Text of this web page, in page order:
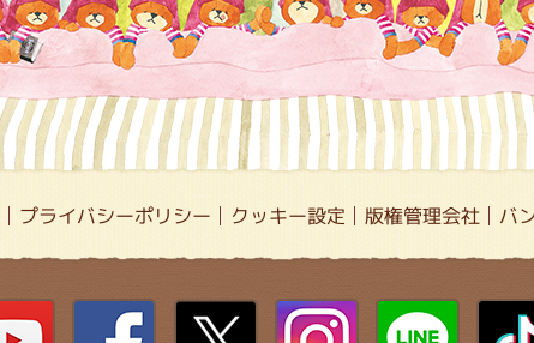
プライバシーポリシー クッキー設定 版権管理会社 バ